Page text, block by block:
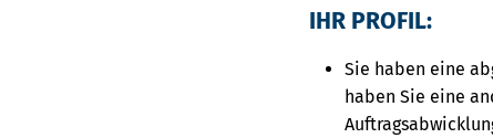
IHR PROFIL:
Sie haben eine
haben Sie eine